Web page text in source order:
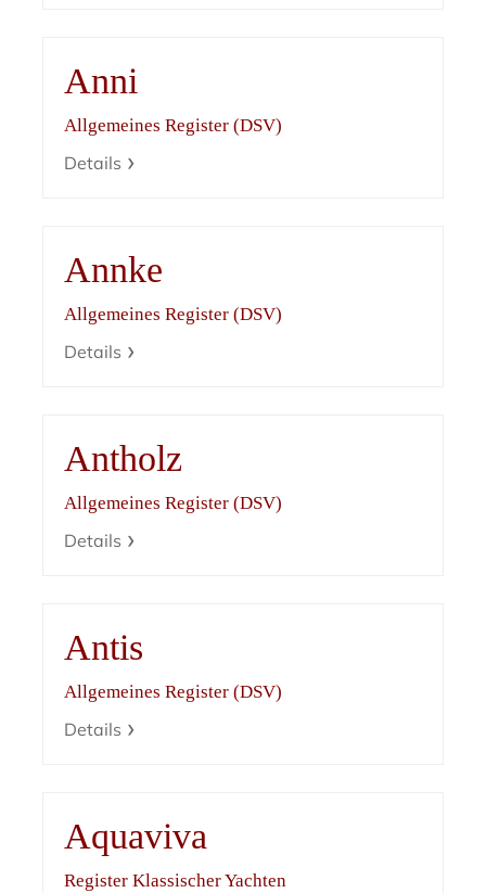
Anni
Allgemeines Register (DSV)
Details
Annke
Allgemeines Register (DSV)
Details
Antholz
Allgemeines Register (DSV)
Details
Antis
Allgemeines Register (DSV)
Details
Aquaviva
Register Klassischer Yachten